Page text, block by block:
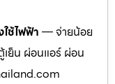
ช้ไฟฟ้า — จ่ายน้อย
ย็น ผ่อนแอร์ ผ่อน